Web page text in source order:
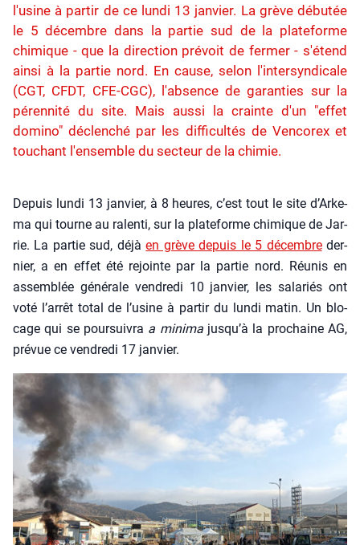
l'usine à partir de ce lundi 13 janvier. La grève débutée
le 5 décembre dans la partie sud de la plateforme
chimique - que la direction prévoit de fermer - s'étend
ainsi à la partie nord. En cause, selon l'intersyndicale
(CGT, CFDT, CFE-CGC), l'absence de garanties sur la
pérennité du site. Mais aussi la crainte d'un "effet
domino" déclenché par les difficultés de Vencorex et
touchant l'ensemble du secteur de la chimie.
Depuis lun­di 13 jan­vier, à 8 heures, c’est tout le site d’Ar­ke­
ma qui tourne au ralen­ti, sur la pla­te­forme chi­mique de Jar­
rie. La par­tie sud, déjàen grève depuis le 5 décembreder­
nier, a en effet été rejointe par la par­tie nord. Réunis en
assem­blée géné­rale ven­dre­di 10 jan­vier, les sala­riés ont
voté l’ar­rêt total de l’u­sine à par­tir du lun­di matin. Un blo­
cage qui se pour­sui­vra a mini­majus­qu’à la pro­chaine AG,
pré­vue ce ven­dre­di 17 jan­vier.